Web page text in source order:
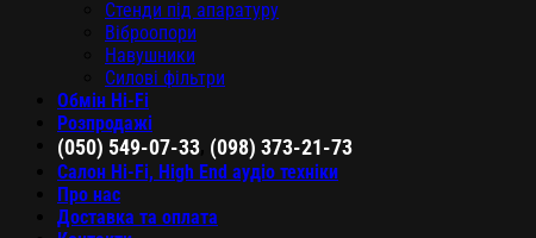
Стенди під апаратуру
Віброопори
Навушники
Силові фільтри
Обмін Hi-Fi
Розпродажі
(050) 549-07-33 (098) 373-21-73
Салон Hi-Fi, High End аудіо техніки
Про нас
Доставка та оплата